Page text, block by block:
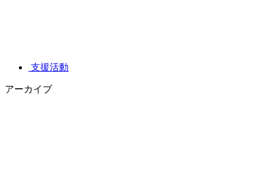
支援活動
アーカイブ